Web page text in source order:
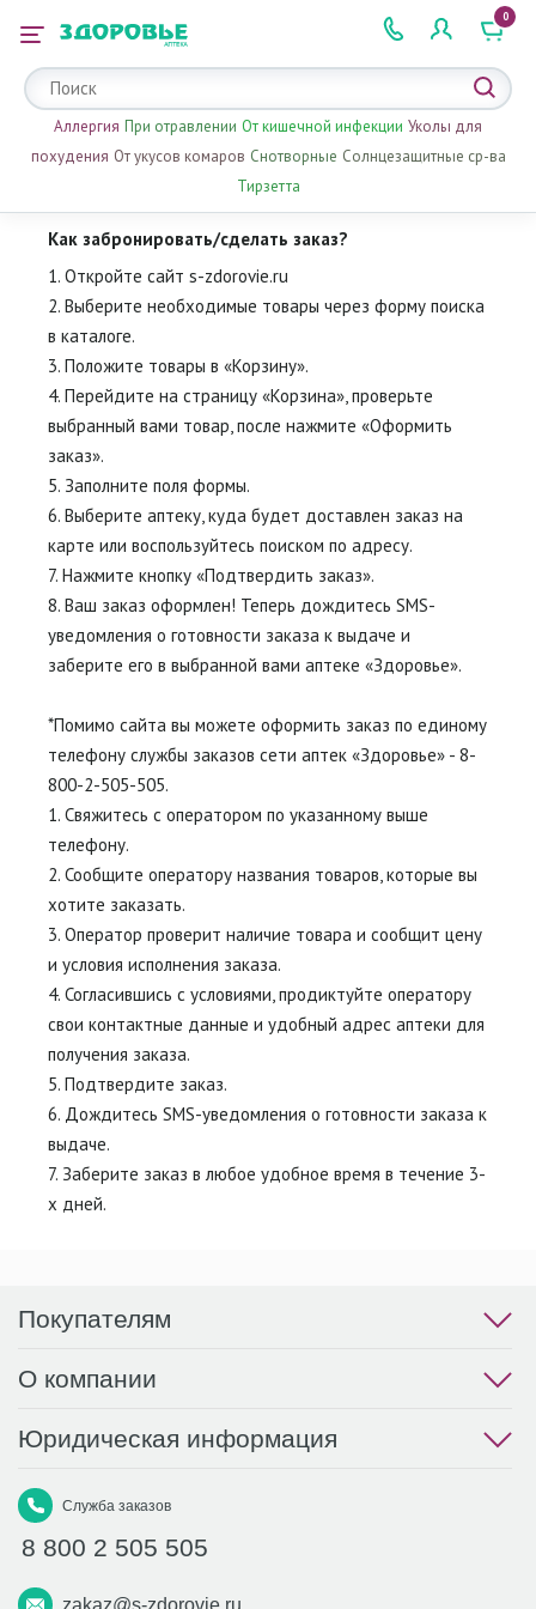
2 505 505
0
Аллергия При отравлении От кишечной инфекции Уколы для
похудения От укусов комаров Снотворные Солнцезащитные ср-ва
Тирзетта
Как забронировать/сделать заказ?
1. Откройте сайт s-zdorovie.ru
2. Выберите необходимые товары через форму поиска
в каталоге.
3. Положите товары в «Корзину».
4. Перейдите на страницу «Корзина», проверьте
выбранный вами товар, после нажмите «Оформить
заказ».
5. Заполните поля формы.
6. Выберите аптеку, куда будет доставлен заказ на
карте или воспользуйтесь поиском по адресу.
7. Нажмите кнопку «Подтвердить заказ».
8. Ваш заказ оформлен! Теперь дождитесь SMS-
уведомления о готовности заказа к выдаче и
заберите его в выбранной вами аптеке «Здоровье».
*Помимо сайта вы можете оформить заказ по единому
телефону службы заказов сети аптек «Здоровье» - 8-
800-2-505-505.
1. Свяжитесь с оператором по указанному выше
телефону.
2. Сообщите оператору названия товаров, которые вы
хотите заказать.
3. Оператор проверит наличие товара и сообщит цену
и условия исполнения заказа.
4. Согласившись с условиями, продиктуйте оператору
свои контактные данные и удобный адрес аптеки для
получения заказа.
5. Подтвердите заказ.
6. Дождитесь SMS-уведомления о готовности заказа к
выдаче.
7. Заберите заказ в любое удобное время в течение 3-
х дней.
Покупателям
О компании
Юридическая информация
Служба заказов
8 800 2 505 505
zakaz@s-zdorovie.ru